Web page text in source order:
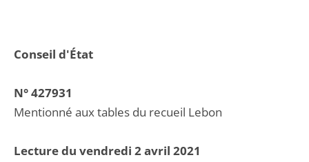
Conseil d'État
N° 427931
Mentionné aux tables du recueil Lebon
Lecture du vendredi 2 avril 2021